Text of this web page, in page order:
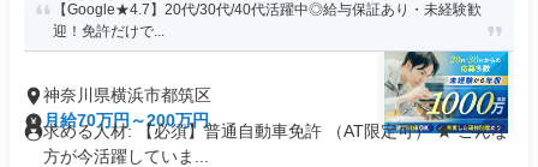
【Google★4.7】20代/30代/40代活躍中◎給与保証あり・未経験歓
迎！免許だけで...
神奈川県横浜市都筑区
月給70万円～200万円
求める人材: 【必須】普通自動車免許 （AT限定可） ★ こんな
方が今活躍していま...